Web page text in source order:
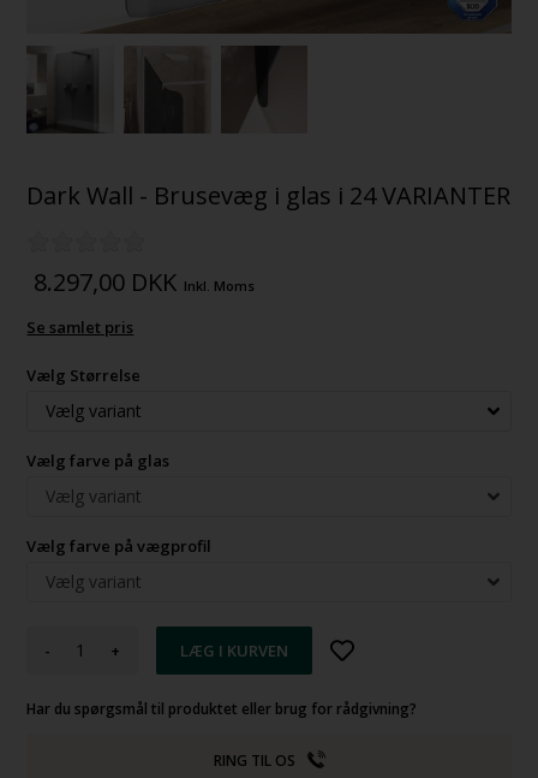
Dark Wall - Brusevæg i glas i 24 VARIANTER
8.297,00 DKK Inkl. Moms
Se samlet pris
Vælg Størrelse
Vælg farve på glas
Vælg farve på vægprofil
- +
Har du spørgsmål til produktet eller brug for rådgivning?
RING TIL OS